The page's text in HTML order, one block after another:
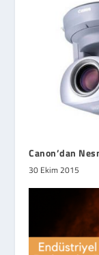
Canon’dan
30 Ekim 2015